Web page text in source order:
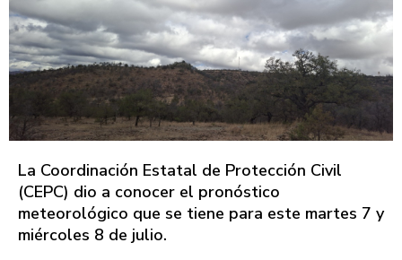
La Coordinación Estatal de Protección Civil
(CEPC) dio a conocer el pronóstico
meteorológico que se tiene para este martes 7 y
miércoles 8 de julio.